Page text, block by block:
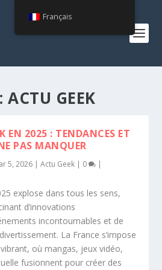
ACTU GEEK
EN 2025 : TENDANCES ET
PAS MANQUER
5, 2026 |Actu Geek | 0 |
explose dans tous les sens,
d’innovations
incontournables et de
La France s’impose
où mangas, jeux vidéo,
fusionnent pour créer des
Français